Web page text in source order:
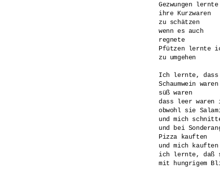
Gezwungen
ihre Kurzwaren
zu schätzen
wenn es auch
regnete
Pfützen lernte
zu umgehen
Ich lernte, dass
Schaumwein waren
süß waren
dass leer waren
obwohl sie
und mich
und bei
Pizza kauften
und mich kauften
ich lernte, daß
mit hungrigem